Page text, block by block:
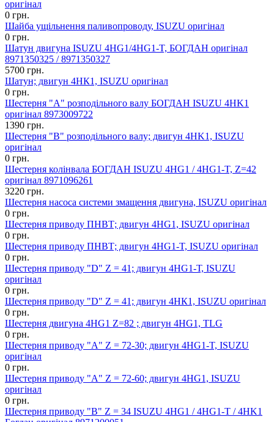
оригінал
0 грн.
Шайба ущільнення паливопроводу, ISUZU оригінал
0 грн.
Шатун двигуна ISUZU 4HG1/4HG1-T, БОГДАН оригінал
8971350325 / 8971350327
5700 грн.
Шатун; двигун 4HК1, ISUZU оригінал
0 грн.
Шестерня "A" розподільного валу БОГДАН ISUZU 4HK1
оригінал 8973009722
1390 грн.
Шестерня "B" розподільного валу; двигун 4HK1, ISUZU
оригінал
0 грн.
Шестерня колінвала БОГДАН ISUZU 4HG1 / 4HG1-T, Z=42
оригінал 8971096261
3220 грн.
Шестерня насоса системи змащення двигуна, ISUZU оригінал
0 грн.
Шестерня приводу ПНВТ; двигун 4HG1, ISUZU оригінал
0 грн.
Шестерня приводу ПНВТ; двигун 4HG1-T, ISUZU оригінал
0 грн.
Шестерня приводу "D" Z = 41; двигун 4HG1-Т, ISUZU
оригінал
0 грн.
Шестерня приводу "D" Z = 41; двигун 4HК1, ISUZU оригінал
0 грн.
Шестерня двигуна 4HG1 Z=82 ; двигун 4HG1, TLG
0 грн.
Шестерня приводу "А" Z = 72-30; двигун 4HG1-T, ISUZU
оригінал
0 грн.
Шестерня приводу "А" Z = 72-60; двигун 4HG1, ISUZU
оригінал
0 грн.
Шестерня приводу "В" Z = 34 ISUZU 4HG1 / 4HG1-T / 4HK1